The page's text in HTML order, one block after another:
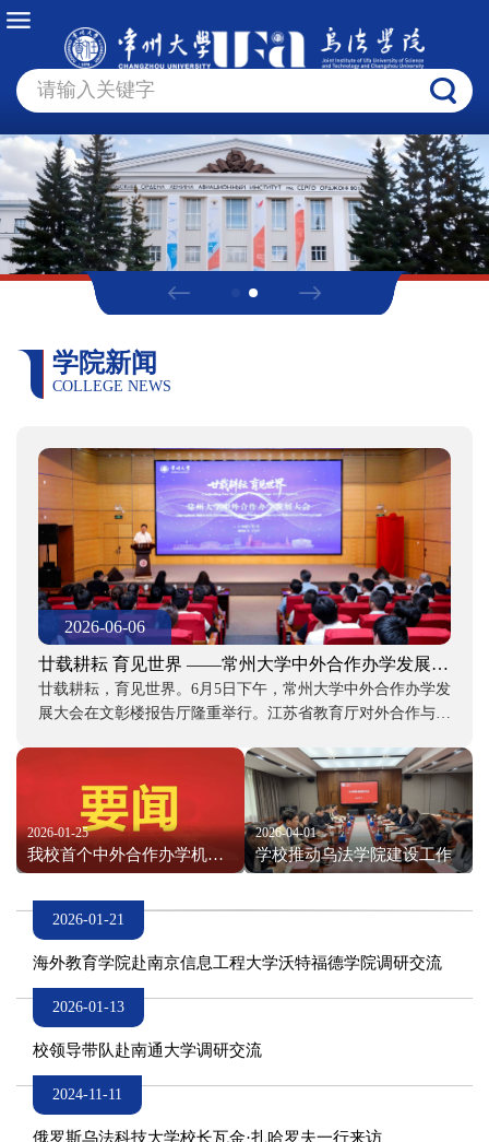
学院新闻
COLLEGE NEWS
2026-06-06
廿载耕耘 育见世界 ——常州大学中外合作办学发展大
会顺利举办
廿载耕耘，育见世界。6月5日下午，常州大学中外合作办学发
展大会在文彰楼报告厅隆重举行。江苏省教育厅对外合作与交
法科技大学原副校长伊格·亚历山卓夫受邀参会。校党委书记
徐守坤，党委常委、副校长杨琳、李忠玉、周刚，党委常委、
宣传部部长秦义出席大会。合作院校代表、校友代表、学校相
关职能部门负责人、学院历任领导、在校师生代表齐聚一堂，
共忆二十年奋斗征程，共商国际化发展蓝图。活动由副校长李
2026-01-25
我校首个中外合作办学机构
育部批准设立
2026-04-01
学校推动乌法学院建设工作
2026-01-21
海外教育学院赴南京信息工程大学沃特福德学院调研交流
2026-01-13
校领导带队赴南通大学调研交流
2024-11-11
俄罗斯乌法科技大学校长瓦金·扎哈罗夫一行来访